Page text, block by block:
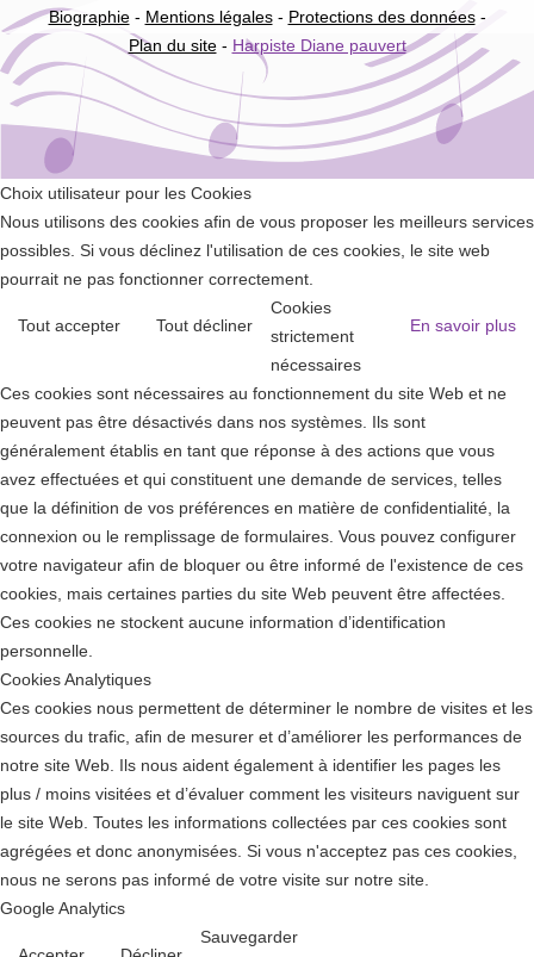
Biographie- Mentions légales- Protections des données-
Plan du site- Harpiste Diane pauvert
Choix utilisateur pour les Cookies
Nous utilisons des cookies afin de vous proposer les meilleurs services
possibles. Si vous déclinez l'utilisation de ces cookies, le site web
pourrait ne pas fonctionner correctement.
Tout accepter Tout décliner En savoir plus
Cookies
strictement
nécessaires
Ces cookies sont nécessaires au fonctionnement du site Web et ne
peuvent pas être désactivés dans nos systèmes. Ils sont
généralement établis en tant que réponse à des actions que vous
avez effectuées et qui constituent une demande de services, telles
que la définition de vos préférences en matière de confidentialité, la
connexion ou le remplissage de formulaires. Vous pouvez configurer
votre navigateur afin de bloquer ou être informé de l'existence de ces
cookies, mais certaines parties du site Web peuvent être affectées.
Ces cookies ne stockent aucune information d’identification
personnelle.
Cookies Analytiques
Ces cookies nous permettent de déterminer le nombre de visites et les
sources du trafic, afin de mesurer et d’améliorer les performances de
notre site Web. Ils nous aident également à identifier les pages les
plus / moins visitées et d’évaluer comment les visiteurs naviguent sur
le site Web. Toutes les informations collectées par ces cookies sont
agrégées et donc anonymisées. Si vous n'acceptez pas ces cookies,
nous ne serons pas informé de votre visite sur notre site.
Google Analytics
Sauvegarder